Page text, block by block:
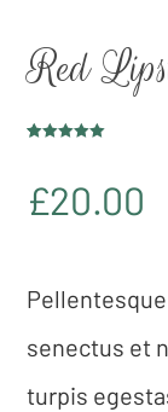
Red
auf
Kundenbewe
£20.00
senectus et
turpis